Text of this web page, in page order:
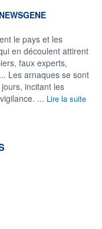
le pays et les
en découlent attirent
faux experts,
Les arnaques se sont
incitant les
... Lire la suite